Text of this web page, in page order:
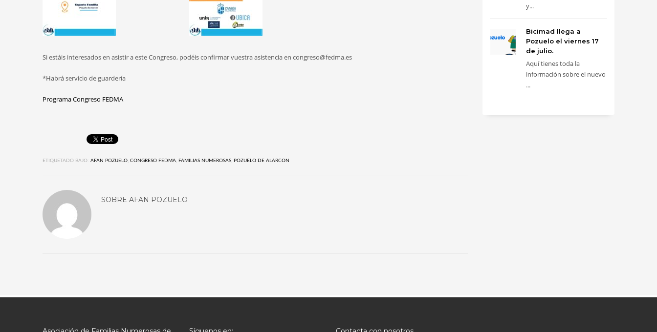
Si estáis interesados en asistir a este Congreso, podéis confirmar vuestra asistencia en congreso@fedma.es
*Habrá servicio de guardería
Programa Congreso FEDMA
ETIQUETADO BAJO: AFAN POZUELO, CONGRESO FEDMA, FAMILIAS NUMEROSAS, POZUELO DE ALARCON
SOBRE AFAN POZUELO
y...
Bicimad llega a
Pozuelo el viernes 17
de julio.
Aquí tienes toda la
información sobre el nuevo
...